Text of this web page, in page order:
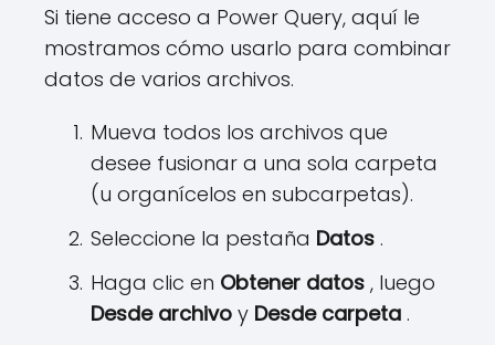
Si tiene acceso a Power Query, aquí le
mostramos cómo usarlo para combinar
datos de varios archivos.
Mueva todos los archivos que
desee fusionar a una sola carpeta
(u organícelos en subcarpetas).
Seleccione la pestaña Datos .
Haga clic en Obtener datos , luego
Desde archivo y Desde carpeta .